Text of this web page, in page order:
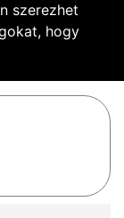
szerezhet
hogy